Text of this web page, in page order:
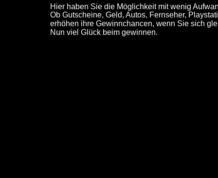
Hier haben Sie die Möglichkeit mit wenig
Ob Gutscheine, Geld, Autos, Fernseher,
erhöhen ihre Gewinnchancen, wenn Sie sich
Nun viel Glück beim gewinnen.